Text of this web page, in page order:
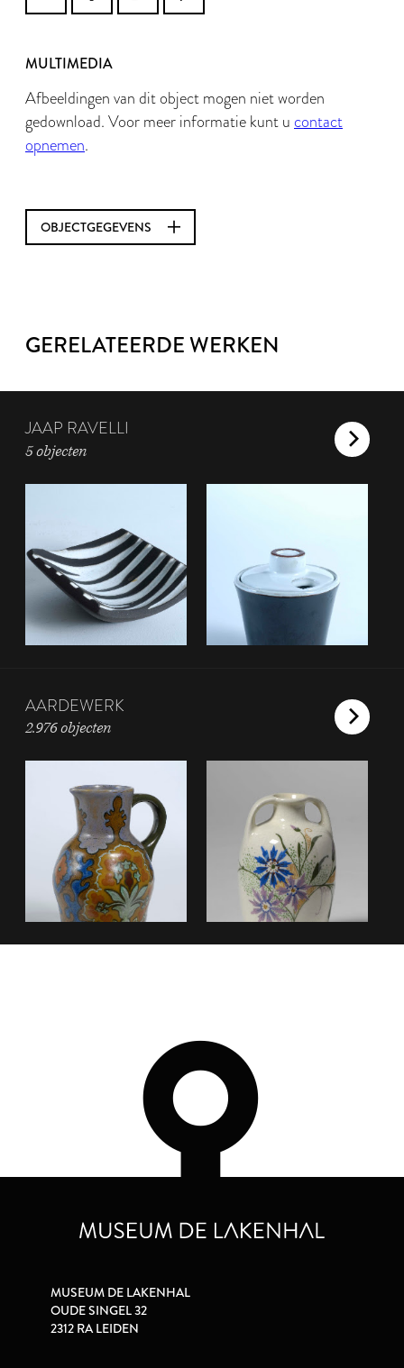
MULTIMEDIA
Afbeeldingen van dit object mogen niet worden
gedownload. Voor meer informatie kunt u contact
opnemen.
OBJECTGEGEVENS
GERELATEERDE WERKEN
JAAP RAVELLI
5 objecten
AARDEWERK
2.976 objecten
MUSEUM DE LAKENHAL
OUDE SINGEL 32
2312 RA LEIDEN